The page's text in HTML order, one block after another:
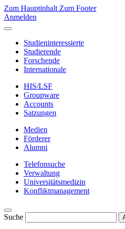
Zum Hauptinhalt Zum Footer
Anmelden
Studieninteressierte
Studierende
Forschende
Internationale
HIS/LSF
Groupware
Accounts
Satzungen
Medien
Förderer
Alumni
Telefonsuche
Verwaltung
Universitätsmedizin
Konfliktmanagement
Suche